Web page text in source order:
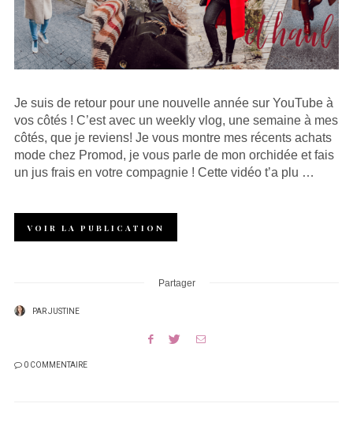
Je suis de retour pour une nouvelle année sur YouTube à
vos côtés ! C’est avec un weekly vlog, une semaine à mes
côtés, que je reviens! Je vous montre mes récents achats
mode chez Promod, je vous parle de mon orchidée et fais
un jus frais en votre compagnie ! Cette vidéo t’a plu …
VOIR LA PUBLICATION
Partager
PARJUSTINE
0 COMMENTAIRE